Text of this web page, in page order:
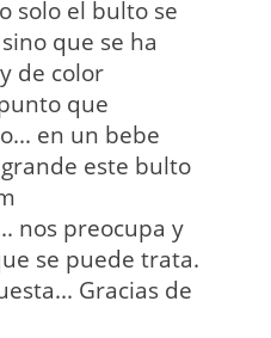
solo el bulto se
que se ha
de color
que
en un bebe
este bulto
nos preocupa y
se puede trata.
Gracias de